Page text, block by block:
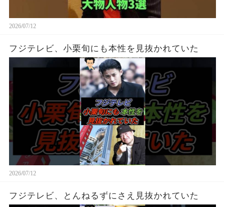
2026/07/12
フジテレビ、小栗旬にも本性を見抜かれていた
2026/07/12
フジテレビ、とんねるずにさえ見抜かれていた